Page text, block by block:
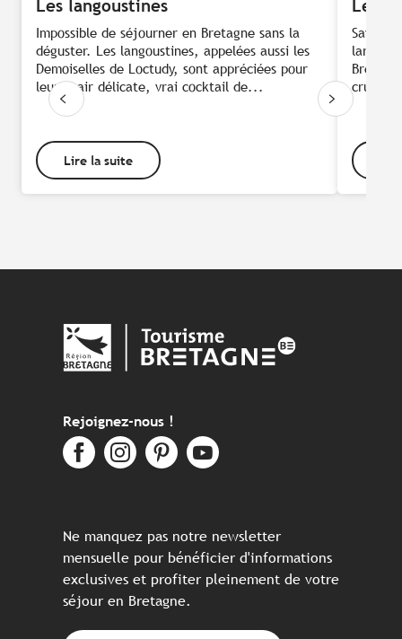
Les langoustines
Impossible de séjourner en Bretagne sans la
déguster. Les langoustines, appelées aussi les
Demoiselles de Loctudy, sont appréciées pour
leur chair délicate, vrai cocktail de...
Lire la suite
Le
large,
Rejoignez-nous !
Ne manquez pas notre newsletter
mensuelle pour bénéficier d'informations
exclusives et profiter pleinement de votre
séjour en Bretagne.